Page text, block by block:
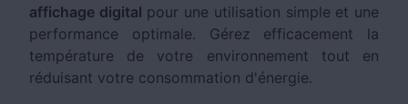
affichage digital pour une utilisation simple et une
performance optimale. Gérez efficacement la
température de votre environnement tout en
réduisant votre consommation d'énergie.